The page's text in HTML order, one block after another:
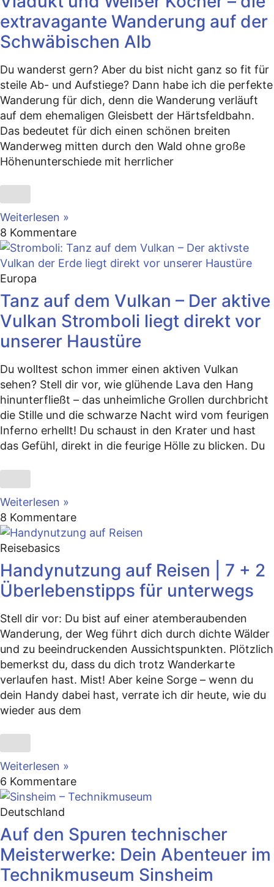
extravagante Wanderung auf der
Schwäbischen Alb
Du wanderst gern? Aber du bist nicht ganz so fit für
steile Ab- und Aufstiege? Dann habe ich die perfekte
Wanderung für dich, denn die Wanderung verläuft
auf dem ehemaligen Gleisbett der Härtsfeldbahn.
Das bedeutet für dich einen schönen breiten
Wanderweg mitten durch den Wald ohne große
Höhenunterschiede mit herrlicher
Weiterlesen »
8 Kommentare
Europa
Tanz auf dem Vulkan – Der aktive
Vulkan Stromboli liegt direkt vor
unserer Haustüre
Du wolltest schon immer einen aktiven Vulkan
sehen? Stell dir vor, wie glühende Lava den Hang
hinunterfließt – das unheimliche Grollen durchbricht
die Stille und die schwarze Nacht wird vom feurigen
Inferno erhellt! Du schaust in den Krater und hast
das Gefühl, direkt in die feurige Hölle zu blicken. Du
Weiterlesen »
8 Kommentare
Reisebasics
Handynutzung auf Reisen | 7 + 2
Überlebenstipps für unterwegs
Stell dir vor: Du bist auf einer atemberaubenden
Wanderung, der Weg führt dich durch dichte Wälder
und zu beeindruckenden Aussichtspunkten. Plötzlich
bemerkst du, dass du dich trotz Wanderkarte
verlaufen hast. Mist! Aber keine Sorge – wenn du
dein Handy dabei hast, verrate ich dir heute, wie du
wieder aus dem
Weiterlesen »
6 Kommentare
Deutschland
Auf den Spuren technischer
Meisterwerke: Dein Abenteuer im
Technikmuseum Sinsheim